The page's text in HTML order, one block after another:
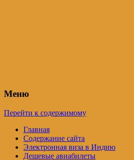
Меню
Перейти к содержимому
Главная
Содержание сайта
Электронная виза в Индию
Дешевые авиабилеты